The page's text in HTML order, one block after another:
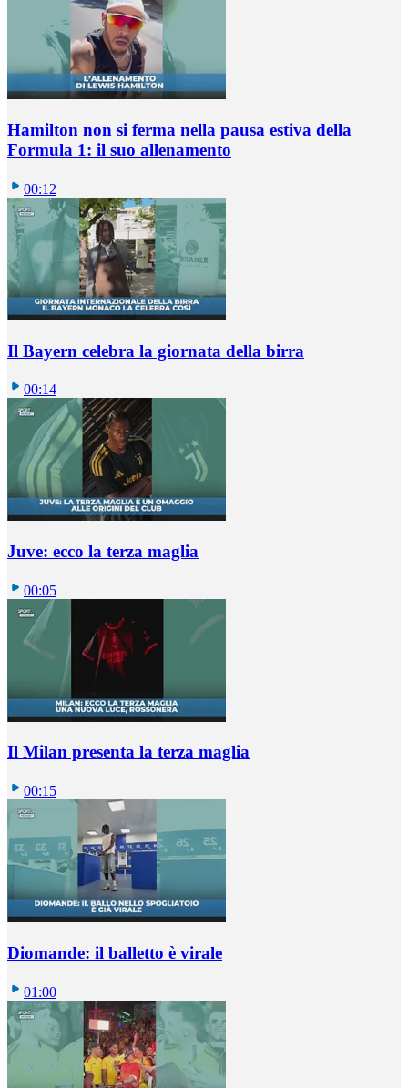
Hamilton non si ferma nella pausa estiva della
Formula 1: il suo allenamento
00:12
Il Bayern celebra la giornata della birra
00:14
Juve: ecco la terza maglia
00:05
Il Milan presenta la terza maglia
00:15
Diomande: il balletto è virale
01:00